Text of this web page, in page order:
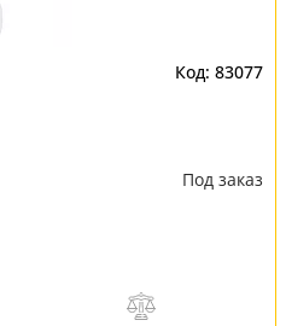
83077
Под заказ